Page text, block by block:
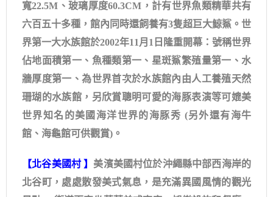
寬22.5M、玻璃厚度60.3CM，計有世界魚類精華共有
六百五十多種，館內同時還飼養有3隻超巨大鯨鯊。世
界第一大水族館於2002年11月1日隆重開幕：號稱世界
佔地面積第一、魚種類第一、星斑鯊繁殖量第一、水
牆厚度第一、為世界首次於水族館內由人工養殖天然
珊瑚的水族館，另欣賞聰明可愛的海豚表演等可媲美
世界知名的美國海洋世界的海豚秀 (另外還有海牛
館、海龜館可供觀賞)。
【北谷美國村 】 美濱美國村位於沖繩縣中部西海岸的
北谷町，處處散發美式氣息，是充滿異國風情的觀光